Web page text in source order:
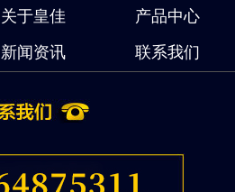
关于皇佳
产品中心
新闻资讯 联系我们